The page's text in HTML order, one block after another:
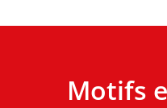
Motifs